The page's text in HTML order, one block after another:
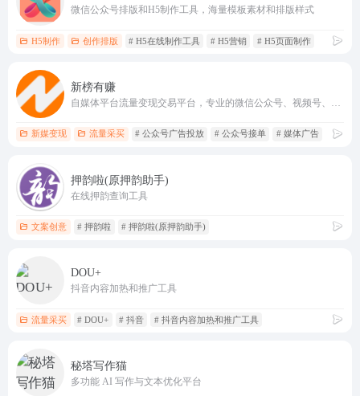
微信公众号排版和H5制作工具，海量模板素材和排版样式
H5制作 创作排版 # H5在线制作工具 # H5营销 # H5页面制作
新榜有赚
自媒体平台流量变现交易平台，专业的微信公众号、视频号、小红书、抖音投放平台
新媒变现 流量采买 # 公众号广告投放 # 公众号接单 # 媒体广告
押韵啦(原押韵助手)
在线押韵查询工具
文案创意 # 押韵啦 # 押韵啦(原押韵助手)
DOU+
抖音内容加热和推广工具
流量采买 # DOU+ # 抖音 # 抖音内容加热和推广工具
秘塔写作猫
多功能 AI 写作与文本优化平台